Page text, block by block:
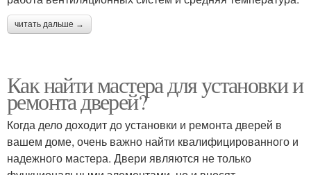
читать дальше →
Как найти мастера для установки и
ремонта дверей?
Когда дело доходит до установки и ремонта дверей в
вашем доме, очень важно найти квалифицированного и
надежного мастера. Двери являются не только